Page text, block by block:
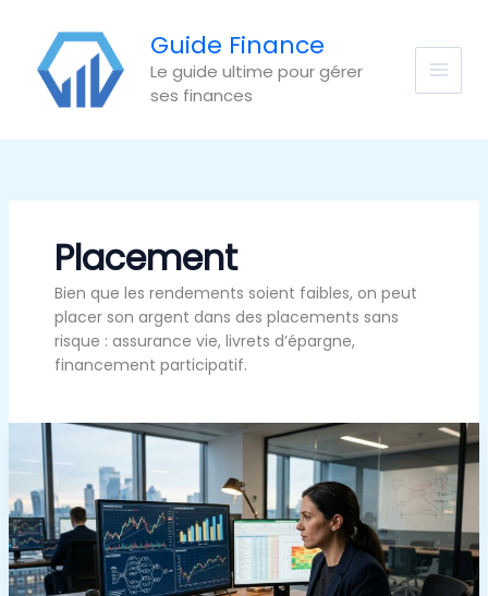
contenu
Guide Finance
Le guide ultime pour gérer
ses finances
Placement
Bien que les rendements soient faibles, on peut
placer son argent dans des placements sans
risque : assurance vie, livrets d’épargne,
financement participatif.